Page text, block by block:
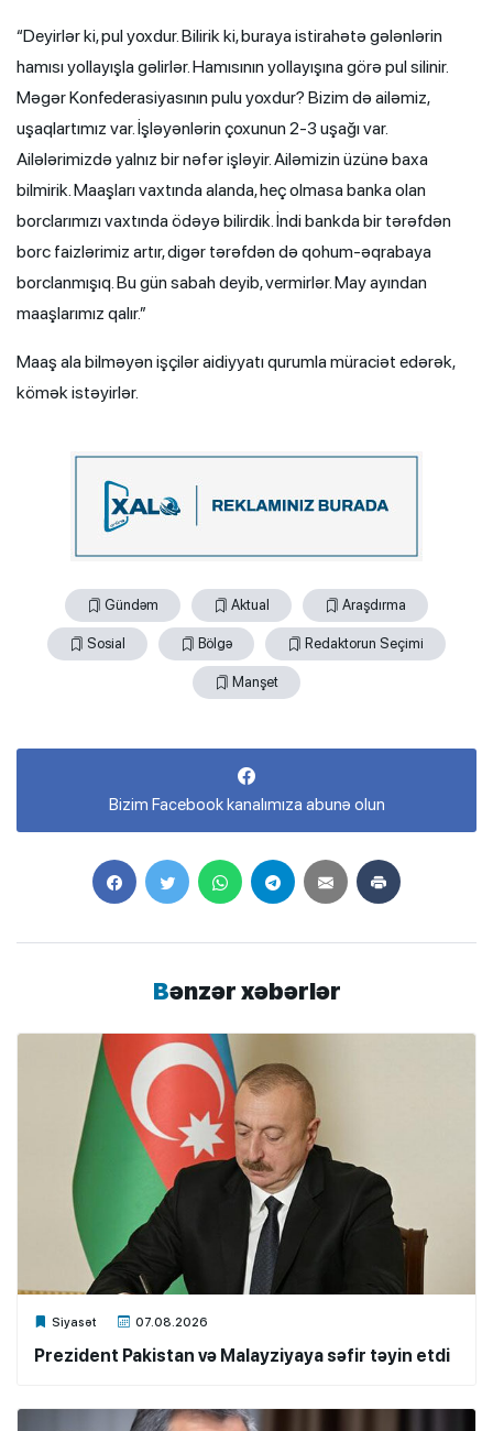
“Deyirlər ki, pul yoxdur. Bilirik ki, buraya istirahətə gələnlərin
hamısı yollayışla gəlirlər. Hamısının yollayışına görə pul silinir.
Məgər Konfederasiyasının pulu yoxdur? Bizim də ailəmiz,
uşaqlartımız var. İşləyənlərin çoxunun 2-3 uşağı var.
Ailələrimizdə yalnız bir nəfər işləyir. Ailəmizin üzünə baxa
bilmirik. Maaşları vaxtında alanda, heç olmasa banka olan
borclarımızı vaxtında ödəyə bilirdik. İndi bankda bir tərəfdən
borc faizlərimiz artır, digər tərəfdən də qohum-əqrabaya
borclanmışıq. Bu gün sabah deyib, vermirlər. May ayından
maaşlarımız qalır.”
Maaş ala bilməyən işçilər aidiyyatı qurumla müraciət edərək,
kömək istəyirlər.
Gündəm Aktual Araşdırma
Sosial Bölgə Redaktorun Seçimi
Manşet
Bizim Facebook kanalımıza abunə olun
Bənzər xəbərlər
Siyasət 07.08.2026
Xalq.Online
Prezident Pakistan və Malayziyaya səfir təyin etdi